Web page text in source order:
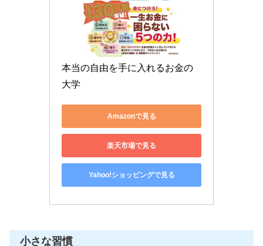
本当の自由を手に入れるお金の
大学
Amazonで見る
楽天市場で見る
Yahoo!ショッピングで見る
小さな習慣